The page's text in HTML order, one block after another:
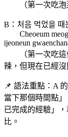
（第一次吃泡
B：처음 먹었을 때
Cheoeum
ijeoneun
（第一次吃這
辣，但現在已經沒
📌 語法重點：A
當下那個時間點
已完成的經驗」
比。